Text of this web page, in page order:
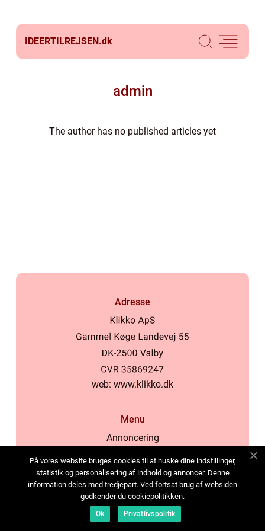
IDEERTILREJSEN.dk
admin
The author has no published articles yet
Adresse
web: www.klikko.dk
Menu
Annoncering
Cookies
Kontakt os
Sitemap
På vores website bruges cookies til at huske dine indstillinger,
statistik og personalisering af indhold og annoncer. Denne
information deles med tredjepart. Ved fortsat brug af websiden
godkender du cookiepolitikken.
Ok Privatlivspolitik